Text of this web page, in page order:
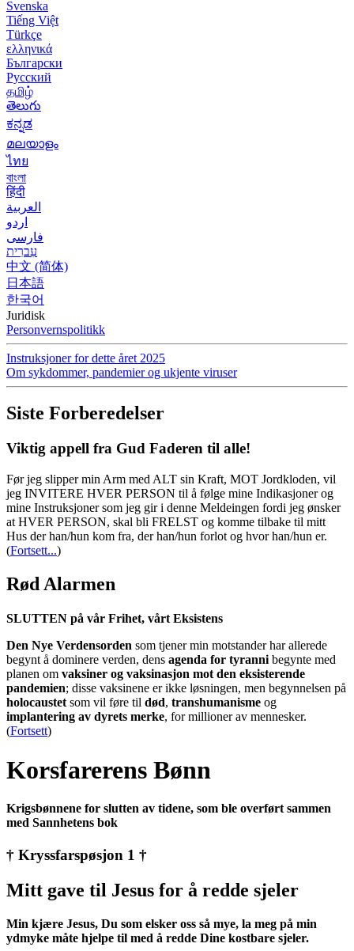
Svenska
Tiếng Việt
Türkçe
ελληνικά
Български
Русский
தமிழ்
తెలుగు
ಕನ್ನಡ
മലയാളം
ไทย
বাংলা
हिंदी
العربية
اردو
فارسی
עִברִית
中文 (简体)
日本語
한국어
Juridisk
Personvernspolitikk
Instruksjoner for dette året 2025
Om sykdommer, pandemier og ukjente viruser
Siste Forberedelser
Viktig appell fra Gud Faderen til alle!
Før jeg slipper min Arm med ALT sin Kraft, MOT Jordkloden, vil
jeg INVITERE HVER PERSON til å følge mine Indikasjoner og
mine Instruksjoner som jeg gir i denne Meldeingen fordi jeg ønsker
at HVER PERSON, skal bli FRELST og komme tilbake til mitt
Hus der han/hun kom fra, der han/hun forlot og hvor han/hun er.
(Fortsett...)
Rød Alarmen
SLUTTEN på vår Frihet, vårt Eksistens
Den Nye Verdensorden som tjener min motstander har allerede
begynt å dominere verden, dens agenda for tyranni begynte med
planen om vaksiner og vaksinasjon mot den eksisterende
pandemien; disse vaksinene er ikke løsningen, men begynnelsen på
holocaustet som vil føre til død, transhumanisme og
implantering av dyrets merke, for millioner av mennesker.
(Fortsett)
Korsfarerens Bønn
Krigsbønnene for slutten av tidene, som ble overført sammen
med Sannhetens bok
† Kryssfarspøsjon 1 †
Mitt gave til Jesus for å redde sjeler
Min kjære Jesus, Du som elsker oss så mye, la meg på min
ydmyke måte hjelpe til med å redde Dine kostbare sjeler.